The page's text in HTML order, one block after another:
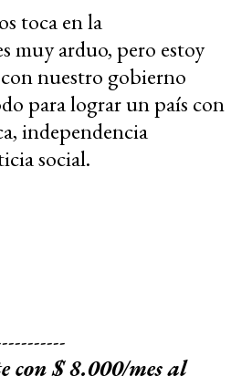
toca en la
muy arduo, pero estoy
nuestro gobierno
para lograr un país con
independencia
social.
con $ 8.000/mes al